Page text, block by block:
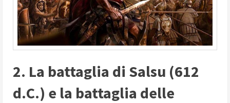
2. La battaglia di Salsu (612
d.C.) e la battaglia delle